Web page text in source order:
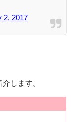
2, 2017
します。